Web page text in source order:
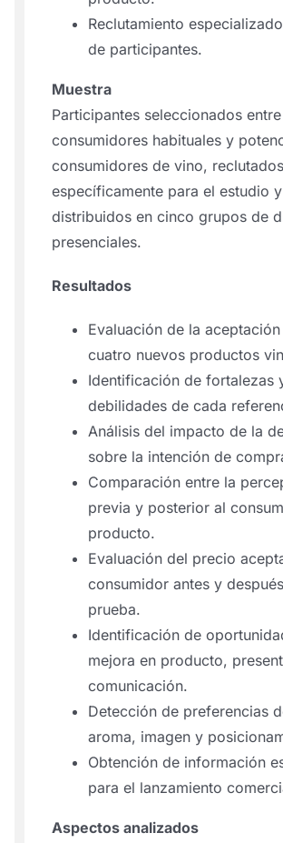
Reclutamiento
de participantes.
Muestra
Participantes seleccionados entre
consumidores habituales y
consumidores de vino, reclutados
específicamente para el estudio y
distribuidos en cinco grupos de
presenciales.
Resultados
Evaluación de la
cuatro nuevos productos
Identificación de fortalezas
debilidades de cada
Análisis del impacto de la
sobre la intención de
Comparación entre la
previa y posterior al
producto.
Evaluación del precio
consumidor antes y
prueba.
Identificación de
mejora en producto,
comunicación.
Detección de preferencias
aroma, imagen y
Obtención de información
para el lanzamiento
Aspectos analizados